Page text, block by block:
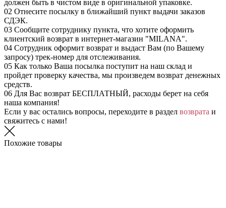
должен быть в чистом виде в оригинальной упаковке.
02 Отнесите посылку в ближайший пункт выдачи заказов
СДЭК.
03 Сообщите сотруднику пункта, что хотите оформить
клиентский возврат в интернет-магазин "MILANA".
04 Сотрудник оформит возврат и выдаст Вам (по Вашему
запросу) трек-номер для отслеживания.
05 Как только Ваша посылка поступит на наш склад и
пройдет проверку качества, мы произведем возврат денежных
средств.
06 Для Вас возврат БЕСПЛАТНЫЙ, расходы берет на себя
наша компания!
Если у вас остались вопросы, переходите в раздел возврата и
свяжитесь с нами!
Похожие товары